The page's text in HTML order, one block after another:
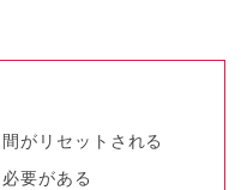
がリセットされる
要がある